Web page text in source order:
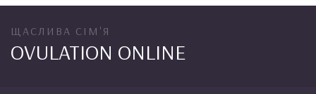
ЩАСЛИВА СІМ'Я
OVULATION ONLINE